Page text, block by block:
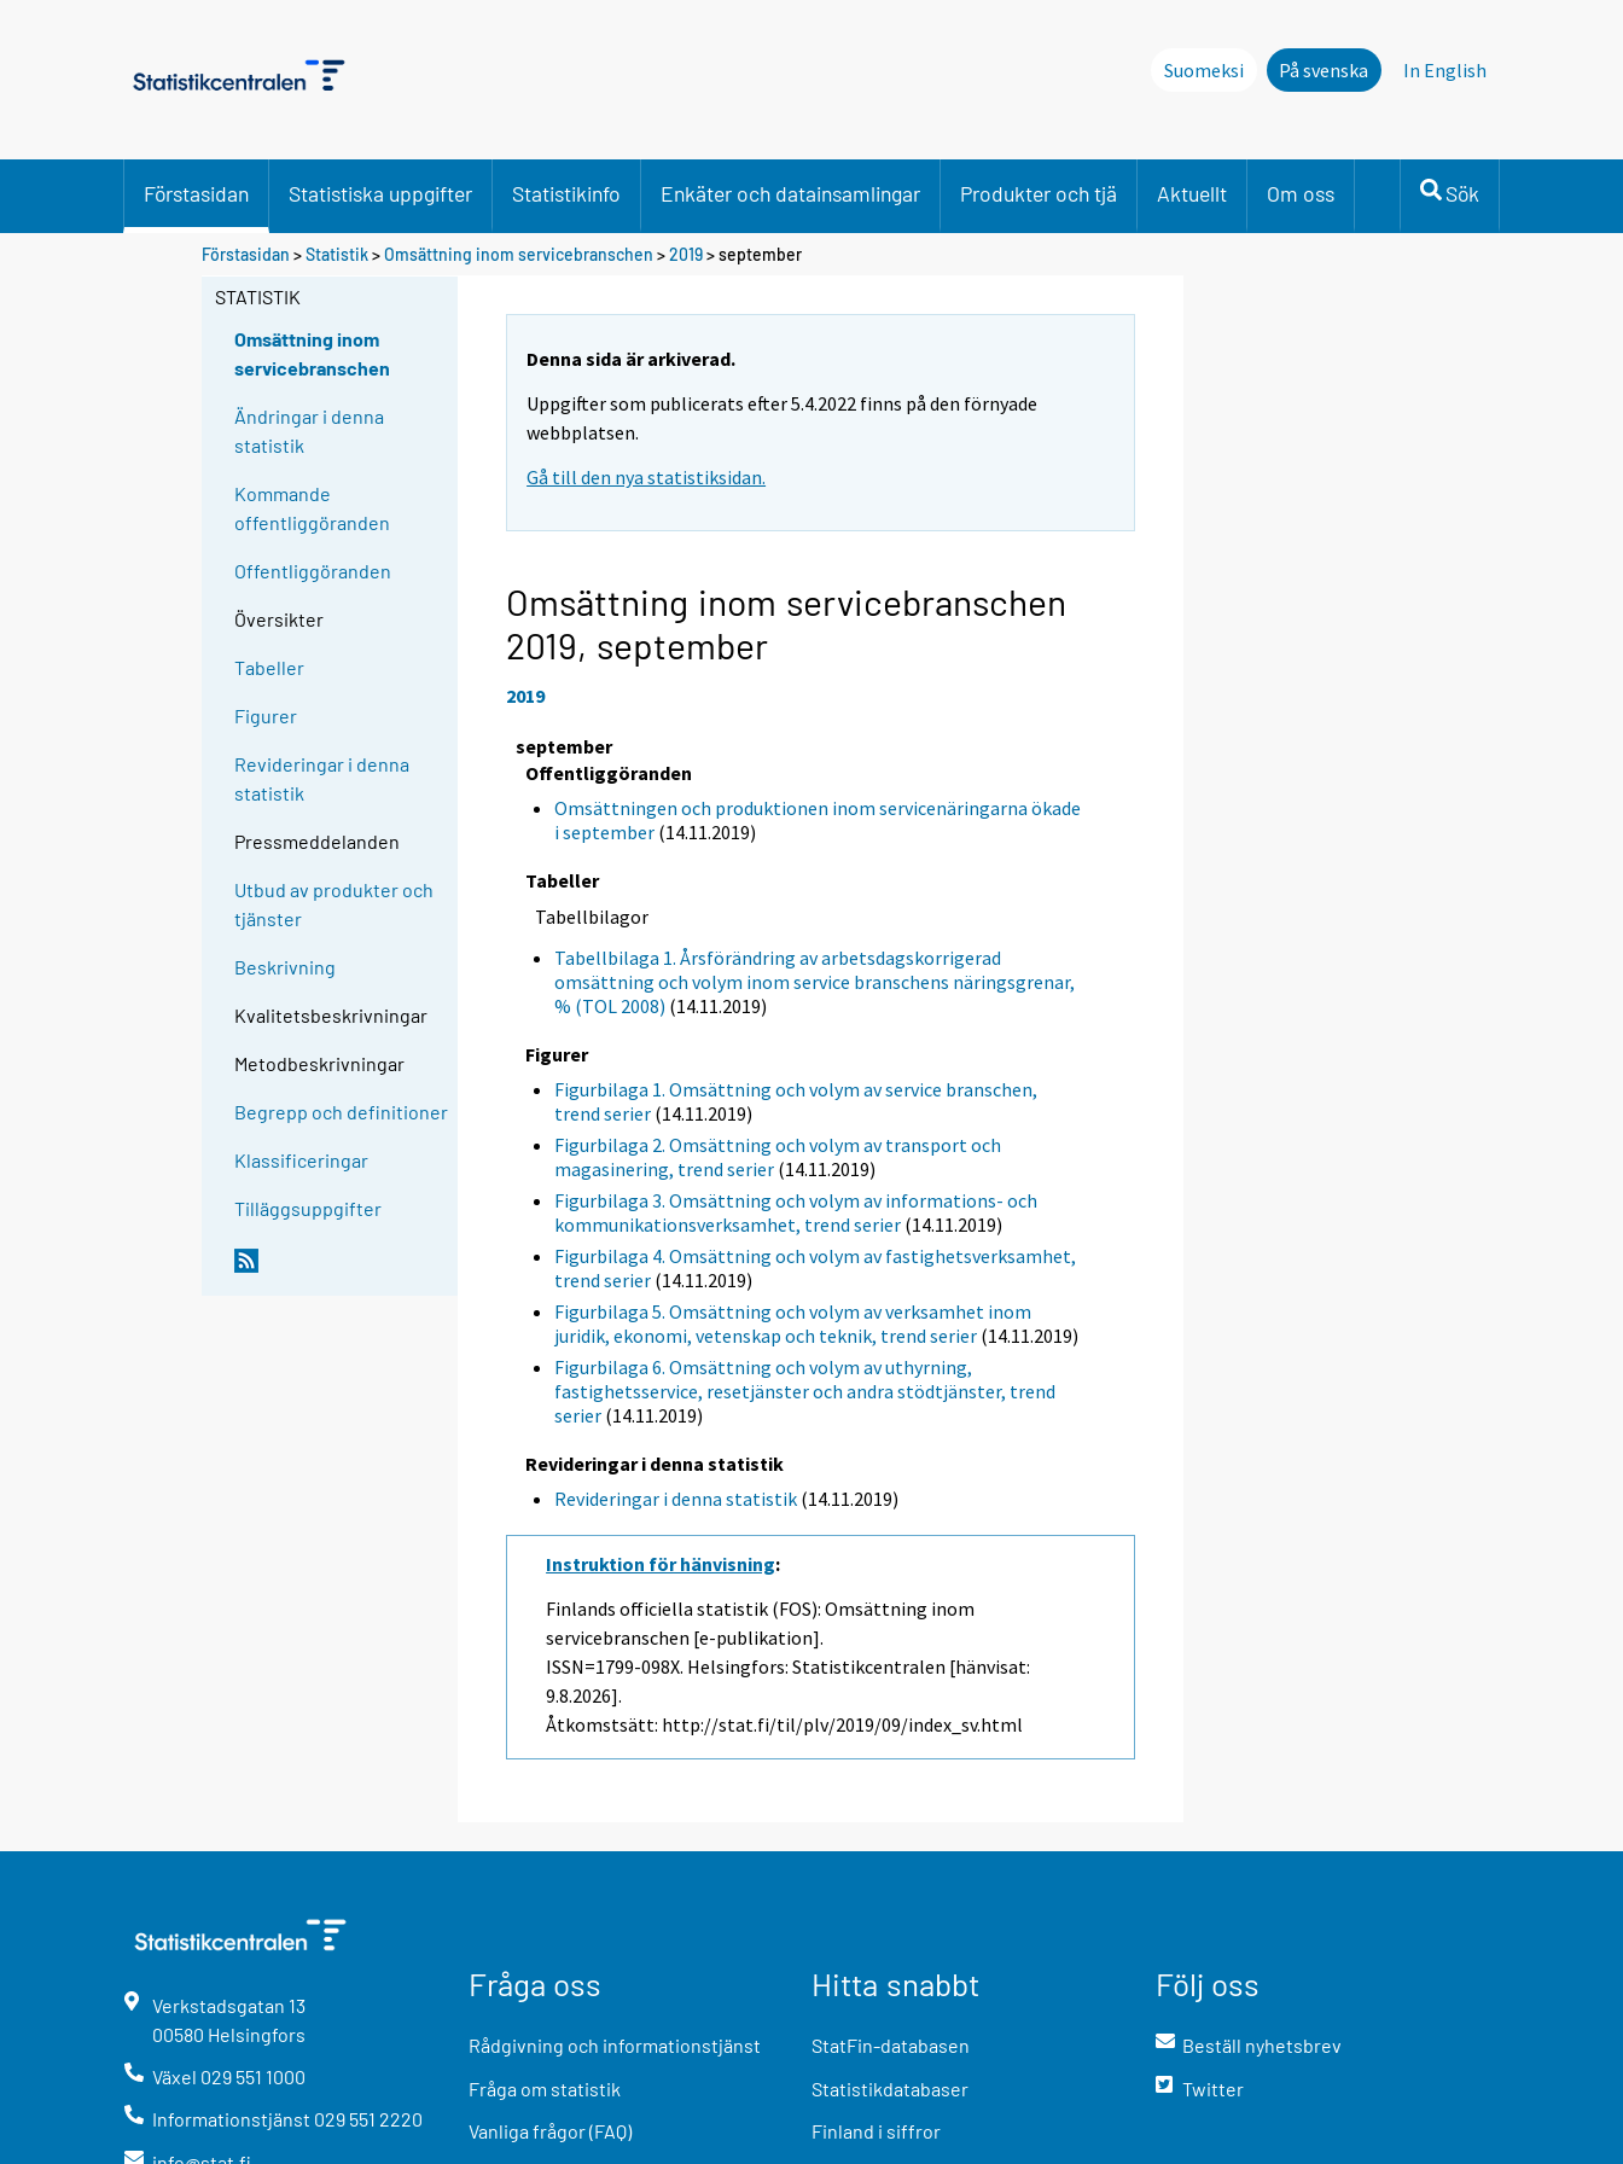
Suomeksi På svenska In English
Förstasidan Statistiska uppgifter Statistikinfo Enkäter och datainsamlingar Produkter och tjä Aktuellt Om oss Sök
Förstasidan >Statistik>Omsättning inom servicebranschen >2019>september
STATISTIK
Omsättning inom
servicebranschen
Ändringar i denna
statistik
Kommande
offentliggöranden
Offentliggöranden
Översikter
Tabeller
Figurer
Revideringar i denna
statistik
Pressmeddelanden
Utbud av produkter och
tjänster
Beskrivning
Kvalitetsbeskrivningar
Metodbeskrivningar
Begrepp och definitioner
Klassificeringar
Tilläggsuppgifter
Denna sida är arkiverad.
Uppgifter som publicerats efter 5.4.2022 finns på den förnyade
webbplatsen.
Gå till den nya statistiksidan.
Omsättning inom servicebranschen
2019, september
2019
september
Offentliggöranden
Omsättningen och produktionen inom servicenäringarna ökade
i september (14.11.2019)
Tabeller
Tabellbilagor
Tabellbilaga 1. Årsförändring av arbetsdagskorrigerad
omsättning och volym inom service branschens näringsgrenar,
% (TOL 2008) (14.11.2019)
Figurer
Figurbilaga 1. Omsättning och volym av service branschen,
trend serier (14.11.2019)
Figurbilaga 2. Omsättning och volym av transport och
magasinering, trend serier (14.11.2019)
Figurbilaga 3. Omsättning och volym av informations- och
kommunikationsverksamhet, trend serier (14.11.2019)
Figurbilaga 4. Omsättning och volym av fastighetsverksamhet,
trend serier (14.11.2019)
Figurbilaga 5. Omsättning och volym av verksamhet inom
juridik, ekonomi, vetenskap och teknik, trend serier (14.11.2019)
Figurbilaga 6. Omsättning och volym av uthyrning,
fastighetsservice, resetjänster och andra stödtjänster, trend
serier (14.11.2019)
Revideringar i denna statistik
Revideringar i denna statistik (14.11.2019)
Instruktion för hänvisning:
Finlands officiella statistik (FOS): Omsättning inom
servicebranschen [e-publikation].
ISSN=1799-098X. Helsingfors: Statistikcentralen [hänvisat:
9.8.2026].
Åtkomstsätt: http://stat.fi/til/plv/2019/09/index_sv.html
Verkstadsgatan 13
00580 Helsingfors
Växel 029 551 1000
Informationstjänst 029 551 2220
Fråga oss
Rådgivning och informationstjänst
Fråga om statistik
Vanliga frågor (FAQ)
Hitta snabbt
StatFin-databasen
Statistikdatabaser
Finland i siffror
Följ oss
Beställ nyhetsbrev
Twitter